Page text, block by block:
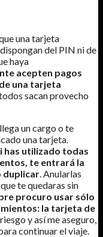
una tarjeta
del PIN ni de
haya
acepten pagos
una tarjeta
sacan provecho
un cargo o te
una tarjeta.
has utilizado todas
te entrará la
duplicar . Anularlas
te quedaras sin
procuro usar sólo
la tarjeta de
y así me aseguro,
continuar el viaje.